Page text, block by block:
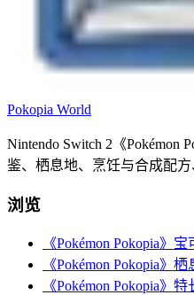
Pokopia World
Nintendo Switch 2《Pokémon
鉴、栖息地、烹饪与合成配方
浏览
《Pokémon Pokopia》
《Pokémon Pokopia》栖
《Pokémon Pokopia》特